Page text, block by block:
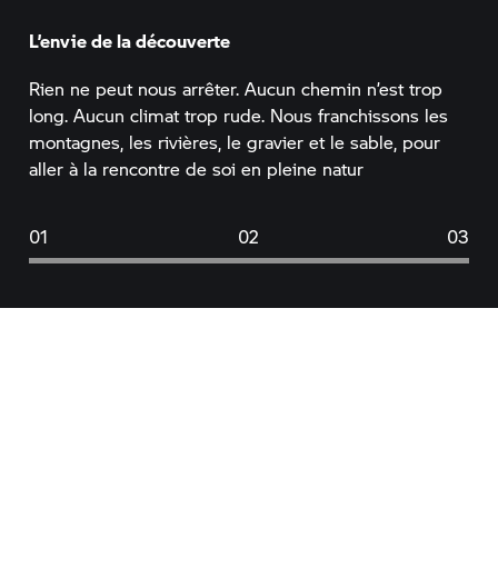
L’envie de la découverte
Rien ne peut nous arrêter. Aucun chemin n’est trop
long. Aucun climat trop rude. Nous franchissons les
montagnes, les rivières, le gravier et le sable, pour
aller à la rencontre de soi en pleine natur
01 02 03